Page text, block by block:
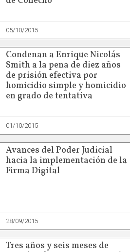
05/10/2015
Condenan a Enrique Nicolás
Smith a la pena de diez años
de prisión efectiva por
homicidio simple y homicidio
en grado de tentativa
01/10/2015
Avances del Poder Judicial
hacia la implementación de la
Firma Digital
28/09/2015
Tres años y seis meses de